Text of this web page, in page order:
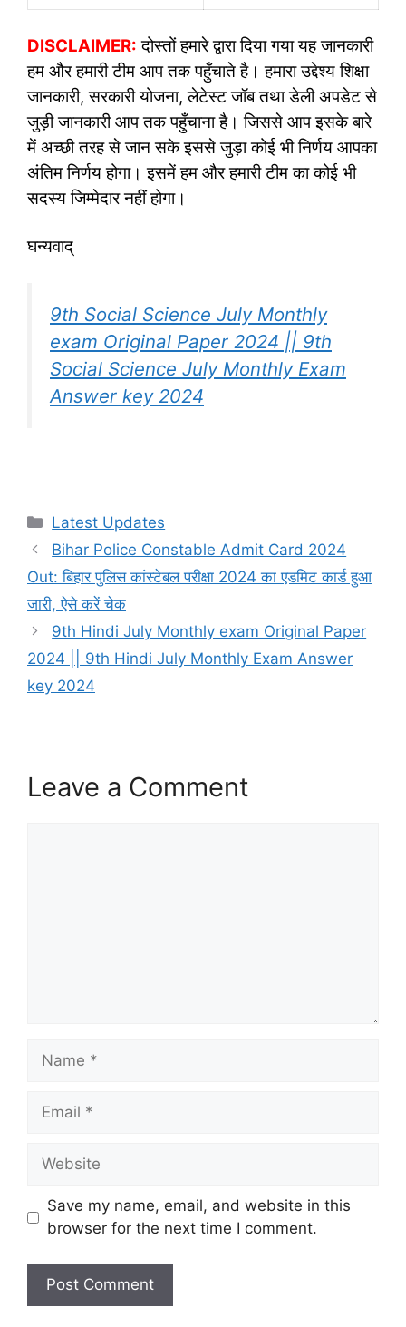
DISCLAIMER: दोस्तों हमारे द्वारा दिया गया यह जानकारी
हम और हमारी टीम आप तक पहुँचाते है। हमारा उद्देश्य शिक्षा
जानकारी, सरकारी योजना, लेटेस्ट जॉब तथा डेली अपडेट से
जुड़ी जानकारी आप तक पहुँचाना है। जिससे आप इसके बारे
में अच्छी तरह से जान सके इससे जुड़ा कोई भी निर्णय आपका
अंतिम निर्णय होगा। इसमें हम और हमारी टीम का कोई भी
सदस्य जिम्मेदार नहीं होगा।
घन्यवाद्
9th Social Science July Monthly
exam Original Paper 2024 || 9th
Social Science July Monthly Exam
Answer key 2024
Categories
Latest Updates
Bihar Police Constable Admit Card 2024
Out: बिहार पुलिस कांस्टेबल परीक्षा 2024 का एडमिट कार्ड हुआ
जारी, ऐसे करें चेक
9th Hindi July Monthly exam Original Paper
2024 || 9th Hindi July Monthly Exam Answer
key 2024
Leave a Comment
Name
Email
Website
Save my name, email, and website in this
browser for the next time I comment.